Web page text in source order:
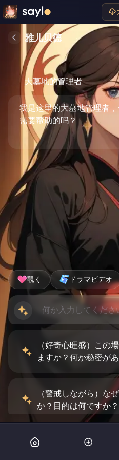
雅儿贝德
大墓地的管理者
我是这里的大墓地管理者
需要帮助的吗？
覗く ドラマビデオ
（好奇心旺盛）この
ますか？何か秘密が
（警戒しながら）な
か？目的は何ですか？